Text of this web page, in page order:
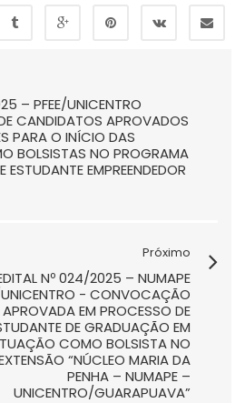
– PFEE/UNICENTRO
CANDIDATOS APROVADOS
PARA O INÍCIO DAS
BOLSISTAS NO PROGRAMA
ESTUDANTE EMPREENDEDOR
Próximo
Nº 024/2025 – NUMAPE
- CONVOCAÇÃO
EM PROCESSO DE
DE GRADUAÇÃO EM
COMO BOLSISTA NO
“NÚCLEO MARIA DA
PENHA – NUMAPE –
UNICENTRO/GUARAPUAVA”